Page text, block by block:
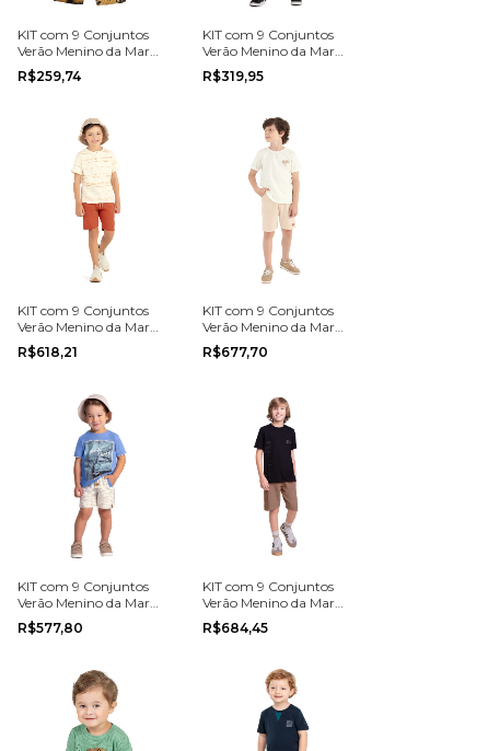
KIT com 9 Conjuntos
Verão Menino da Marca
Pipa na grade do 4 ao
8
R$259,74
KIT com 9 Conjuntos
Verão Menino da Marca
Kyly na grade do 1 ao 3
R$319,95
KIT com 9 Conjuntos
Verão Menino da Marca
Angero na grade do 10
ao 14
R$618,21
KIT com 9 Conjuntos
Verão Menino da Marca
Coloritta na grade do
10 ao 14
R$677,70
KIT com 9 Conjuntos
Verão Menino da Marca
Glinny na grade do 1 ao
3
R$577,80
KIT com 9 Conjuntos
Verão Menino da Marca
Fakini na grade do 12
ao 18
R$684,45